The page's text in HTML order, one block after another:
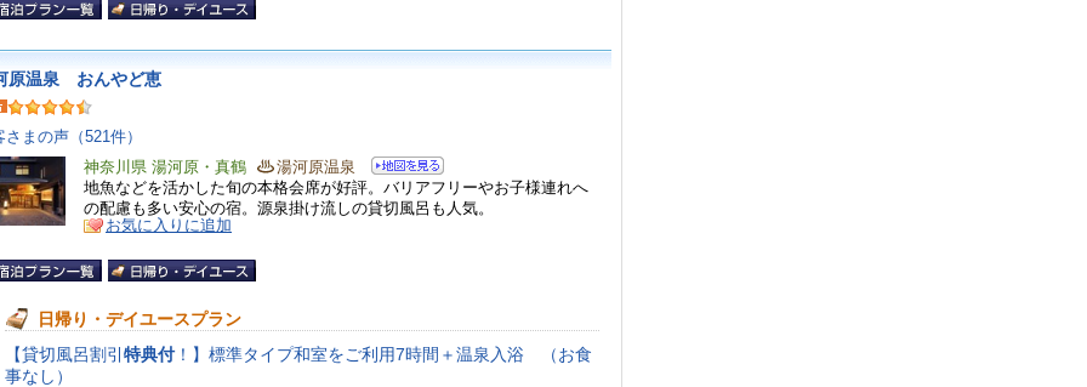
原温泉 おんやど恵
さまの声（521件）
神奈川県 湯河原・真鶴
湯河原温泉
地魚などを活かした旬の本格会席が好評。バリアフリーやお子様連れへ
の配慮も多い安心の宿。源泉掛け流しの貸切風呂も人気。
お気に入りに追加
日帰り・デイユースプラン
【貸切風呂割引 特典付！】標準タイプ和室をご利用7時間＋温泉入浴 （お食
事なし）